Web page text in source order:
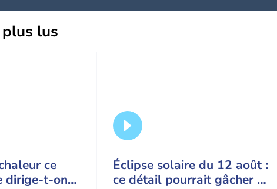
lus
ce
dirige-t-on
Éclipse solaire du 12 août :
ce détail pourrait gâcher le